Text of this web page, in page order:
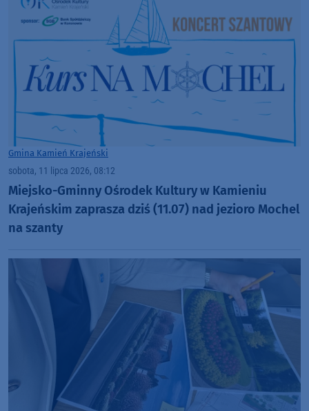
Gmina Kamień Krajeński
sobota, 11 lipca 2026, 08:12
Miejsko-Gminny Ośrodek Kultury w Kamieniu
Krajeńskim zaprasza dziś (11.07) nad jezioro Mochel
na szanty